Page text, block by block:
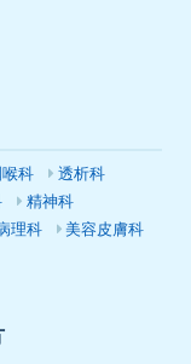
科
透析科
精神科
理科
美容皮膚科